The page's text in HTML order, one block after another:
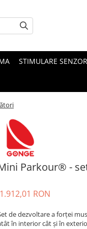
STIMULARE
Parkour® -
1.912,01 RON
de dezvoltare a forței
în interior cât și în